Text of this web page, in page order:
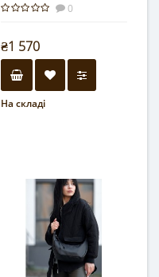
0
₴1 570
На складі